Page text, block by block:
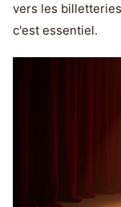
vers les
c'est essentiel.